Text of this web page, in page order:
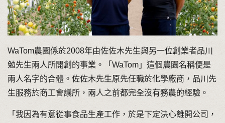
WaTom農園係於2008年由佐佐木先生與另一位創業者品川
勉先生兩人所開創的事業。「WaTom」這個農園名稱便是
兩人名字的合體。佐佐木先生原先任職於化學廠商，品川先
生服務於商工會議所，兩人之前都完全沒有務農的經驗。
「我因為有意從事食品生產工作，於是下定決心離開公司，